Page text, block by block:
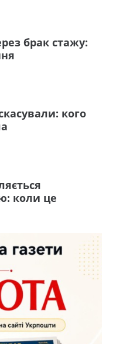
брак стажу:
кого
коли це